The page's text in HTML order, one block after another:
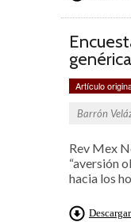
Artículo
Barrón
Rev Mex
“aversión
hacia los